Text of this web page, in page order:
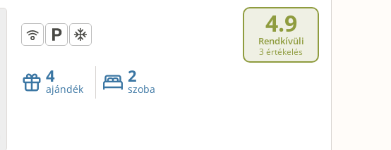
4.9
Rendkívüli
3 értékelés
4
ajándék
2
szoba